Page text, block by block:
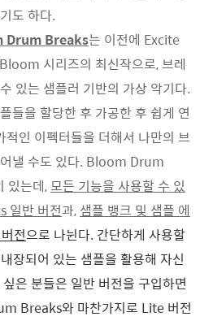
도 하다.
Drum Breaks는 이전에 Excite
시리즈의 최신작으로, 브레
있는 샘플러 기반의 가상 악기다.
들을 할당한 후 가공한 후 쉽게 연
적인 이펙터들을 더해서 나만의 브
낼 수도 있다. Bloom Drum
있는데,모든 기능을 사용할 수 있
반 버전과, 샘플 뱅크 및 샘플 에
전으로 나뉜다. 간단하게 사용할
장되어 있는 샘플을 활용해 자신
은 분들은 일반 버전을 구입하면
Breaks와 마찬가지로 Lite 버전